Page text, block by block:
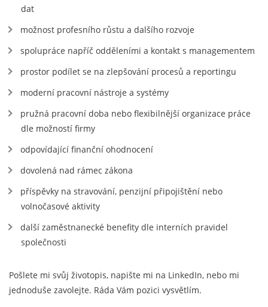
dat
možnost profesního růstu a dalšího rozvoje
spolupráce napříč odděleními a kontakt s managementem
prostor podílet se na zlepšování procesů a reportingu
moderní pracovní nástroje a systémy
pružná pracovní doba nebo flexibilnější organizace práce
dle možností firmy
odpovídající finanční ohodnocení
dovolená nad rámec zákona
příspěvky na stravování, penzijní připojištění nebo
volnočasové aktivity
další zaměstnanecké benefity dle interních pravidel
společnosti
Pošlete mi svůj životopis, napište mi na LinkedIn, nebo mi
jednoduše zavolejte. Ráda Vám pozici vysvětlím.